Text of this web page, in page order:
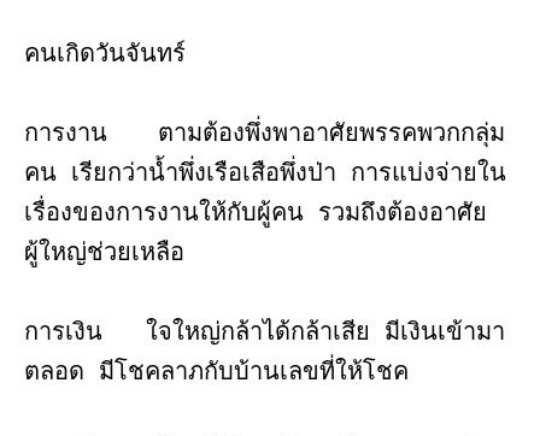
คนเกิดวันจันทร์
การงาน ตามต้องพึ่งพาอาศัยพรรคพวกกลุ่ม
คน เรียกว่าน้ำพึ่งเรือเสือพึ่งป่า การแบ่งจ่ายใน
เรื่องของการงานให้กับผู้คน รวมถึงต้องอาศัย
ผู้ใหญ่ช่วยเหลือ
การเงิน ใจใหญ่กล้าได้กล้าเสีย มีเงินเข้ามา
ตลอด มีโชคลาภกับบ้านเลขที่ให้โชค